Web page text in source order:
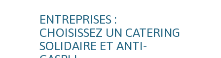
ENTREPRISES :
CHOISISSEZ UN CATERING
SOLIDAIRE ET ANTI-